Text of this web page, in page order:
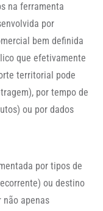
na ferramenta
por
bem definida
que efetivamente
territorial pode
por tempo de
ou por dados
por tipos de
ou destino
não apenas